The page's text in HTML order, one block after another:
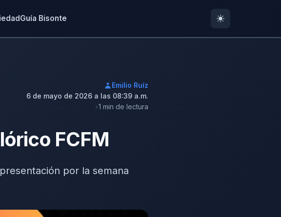
Guía Bisonte
Emilio Ruíz
6 de mayo de 2026 a las 08:39 a.m.
1 min de lectura
FCFM
por la semana